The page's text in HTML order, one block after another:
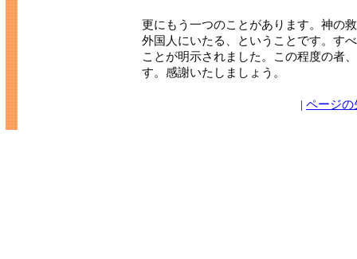
更にもう一つのことがあります。神の
外国人にいたる、ということです。す
ことが明示されました。この程度の者
す。感謝いたしましょう。
| ページの